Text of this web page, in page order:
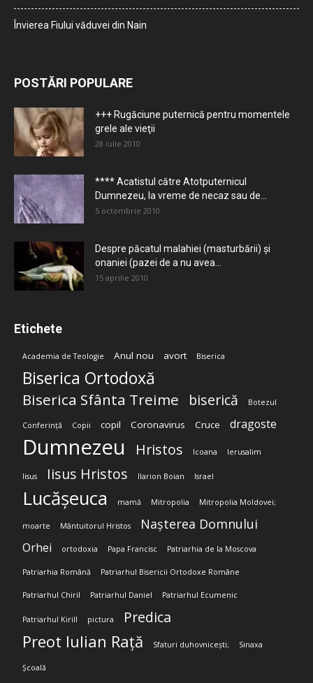
Învierea Fiului văduvei din Nain
POSTĂRI POPULARE
+++ Rugăciune puternică pentru momentele
grele ale vieţii
28 iulie 2010
**** Acatistul către Atotputernicul
Dumnezeu, la vreme de necaz sau de...
5 octombrie 2010
Despre păcatul malahiei (masturbării) şi
onaniei (pazei de a nu avea...
15 aprilie 2010
Etichete
Academia de Teologie Anul nou avort Biserica
Biserica Ortodoxă
Biserica Sfânta Treime biserică Botezul
Conferință Copii copil Coronavirus Cruce dragoste
Dumnezeu Hristos Icoana Ierusalim
Iisus Iisus Hristos Ilarion Boian Israel
Lucășeuca mamă Mitropolia Mitropolia Moldovei;
moarte Mântuitorul Hristos Nașterea Domnului
Orhei ortodoxia Papa Francisc Patriarhia de la Moscova
Patriarhia Română Patriarhul Bisericii Ortodoxe Române
Patriarhul Chiril Patriarhul Daniel Patriarhul Ecumenic
Patriarhul Kirill pictura Predica
Preot Iulian Rață Sfaturi duhovnicești; Sinaxa
Școală